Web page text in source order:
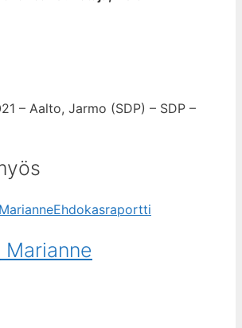
– Aalto, Jarmo (SDP) – SDP –
Ehdokasraportti
Marianne